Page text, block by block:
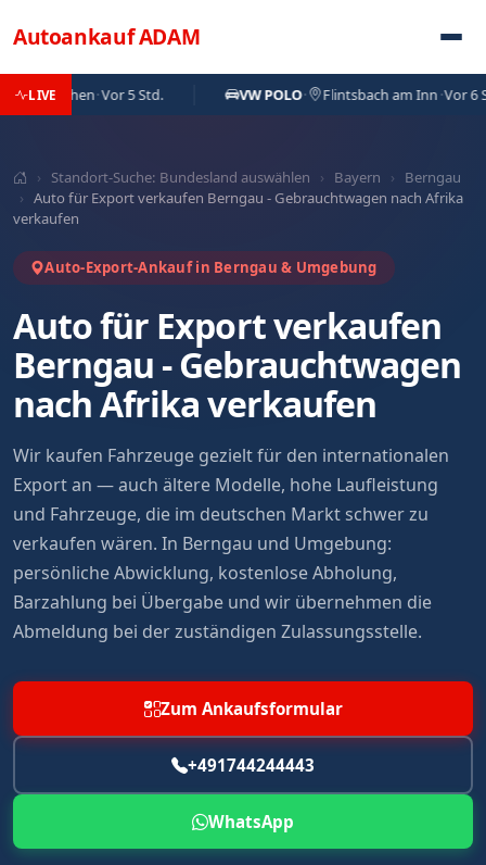
AutoankaufADAM
LIVE· Vor 5 Std. VW POLO· Flintsbach am Inn·Vor 6 Std.
› Standort-Suche: Bundesland auswählen › Bayern ›
Berngau
› Auto für Export verkaufen Berngau - Gebrauchtwagen nach Afrika
verkaufen
Auto-Export-Ankauf in Berngau & Umgebung
Auto für Export verkaufen
Berngau - Gebrauchtwagen
nach Afrika verkaufen
Wir kaufen Fahrzeuge gezielt für den internationalen
Export an — auch ältere Modelle, hohe Laufleistung
und Fahrzeuge, die im deutschen Markt schwer zu
verkaufen wären. In Berngau und Umgebung:
persönliche Abwicklung, kostenlose Abholung,
Barzahlung bei Übergabe und wir übernehmen die
Abmeldung bei der zuständigen Zulassungsstelle.
Zum Ankaufsformular
+491744244443
WhatsApp